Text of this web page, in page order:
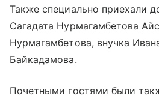
Также специально приехали
Сагадата Нурмагамбетова
Нурмагамбетова, внучка
Байкадамова.
Почетными гостями были